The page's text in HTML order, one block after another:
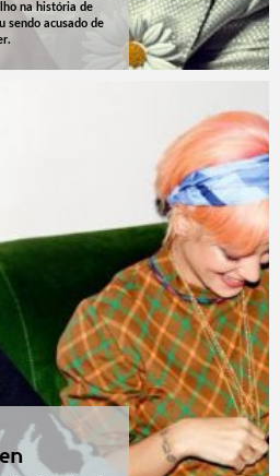
na história de
sendo acusado de